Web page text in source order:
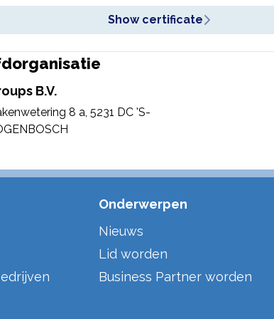
Show certificate
B.V.
8 a, 5231 DC 'S-
Onderwerpen
Nieuws
Lid worden
Business Partner worden